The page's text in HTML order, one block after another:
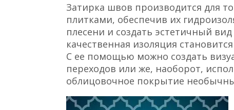
Затирка швов производится для
плитками, обеспечив их
плесени и создать эстетичный
качественная изоляция
С ее помощью можно создать
переходов или же, наоборот,
облицовочное покрытие